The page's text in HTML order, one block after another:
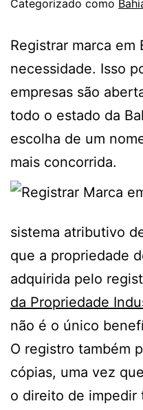
Categorizado como
Registrar marca em
necessidade. Isso
empresas são
todo o estado da
escolha de um
mais concorrida.
sistema atributivo
que a propriedade
adquirida pelo
da Propriedade
não é o único
O registro também
cópias, uma vez
o direito de impedir